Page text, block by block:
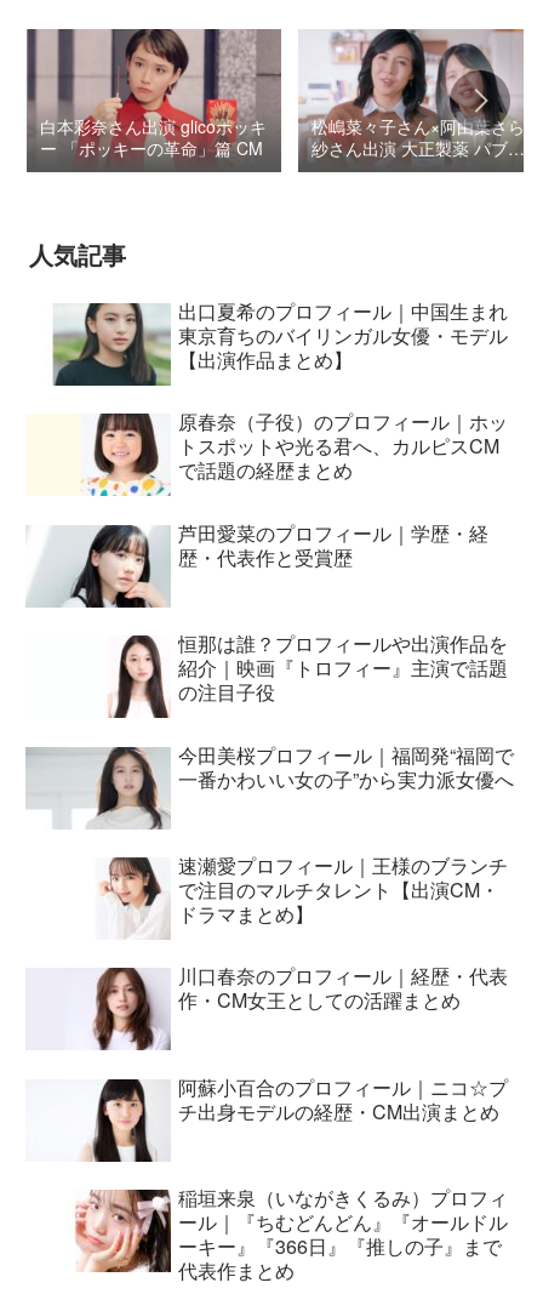
白本彩奈さん出演 glicoポッキ
ー 「ポッキーの革命」篇 CM
松嶋菜々子さん×阿由葉さら
紗さん出演 大正製薬 パブロ
ンSゴールドW『いましよう
人気記事
出口夏希のプロフィール｜中国生まれ
東京育ちのバイリンガル女優・モデル
【出演作品まとめ】
原春奈（子役）のプロフィール｜ホッ
トスポットや光る君へ、カルピスCM
で話題の経歴まとめ
芦田愛菜のプロフィール｜学歴・経
歴・代表作と受賞歴
恒那は誰？プロフィールや出演作品を
紹介｜映画『トロフィー』主演で話題
の注目子役
今田美桜プロフィール｜福岡発“福岡で
一番かわいい女の子”から実力派女優へ
速瀬愛プロフィール｜王様のブランチ
で注目のマルチタレント【出演CM・
ドラマまとめ】
川口春奈のプロフィール｜経歴・代表
作・CM女王としての活躍まとめ
阿蘇小百合のプロフィール｜ニコ☆プ
チ出身モデルの経歴・CM出演まとめ
稲垣来泉（いながきくるみ）プロフィ
ール｜『ちむどんどん』『オールドル
ーキー』『366日』『推しの子』まで
代表作まとめ